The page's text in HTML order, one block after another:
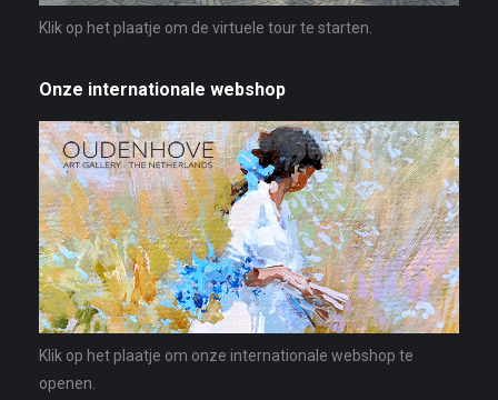
Klik op het plaatje om de virtuele tour te starten.
Onze internationale webshop
Klik op het plaatje om onze internationale webshop te
openen.